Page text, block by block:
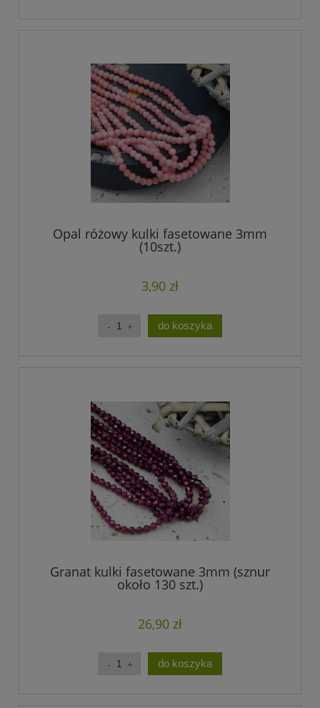
Opal różowy kulki fasetowane 3mm
(10szt.)
3,90 zł
do koszyka
Granat kulki fasetowane 3mm (sznur
około 130 szt.)
26,90 zł
do koszyka